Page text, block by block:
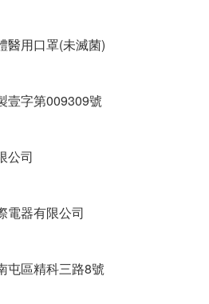
用口罩(未滅菌)
壹字第009309號
公司
電器有限公司
屯區精科三路8號